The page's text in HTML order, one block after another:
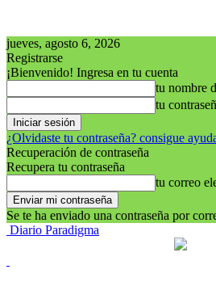
jueves, agosto 6, 2026
Registrarse
¡Bienvenido! Ingresa en tu cuenta
tu nombre
tu
¿Olvidaste tu contraseña? consigue
Recuperación de contraseña
Recupera tu contraseña
tu correo
Se te ha enviado una contraseña por
Diario Paradigma